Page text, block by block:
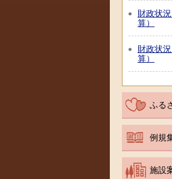
財政状
算）
財政状
算）
ふる
例規
施設